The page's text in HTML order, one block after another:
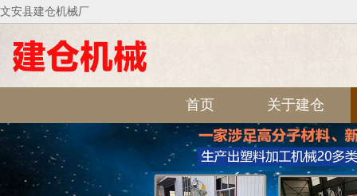
文安县建仓机械厂
首页 关于建仓